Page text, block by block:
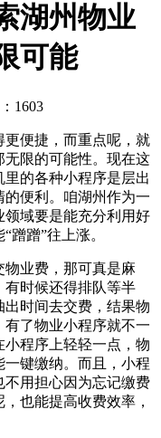
湖州物业
可能
1603
便捷，而重点呢，就
无限的可能性。现在这
的各种小程序是层出
便利。咱湖州作为一
领域要是能充分利用好
蹭蹭”往上涨。
物业费，那可真是麻
有时候还得排队等半
时间去交费，结果物
了物业小程序就不一
程序上轻轻一点，物
键缴纳。而且，小程
不用担心因为忘记缴费
也能提高收费效率，